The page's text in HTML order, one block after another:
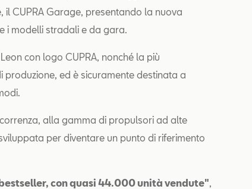
il CUPRA Garage, presentando la nuova
i modelli stradali e da gara.
con logo CUPRA, nonché la più
ed è sicuramente destinata a
alla gamma di propulsori ad alte
per diventare un punto di riferimento
bestseller, con quasi 44.000 unità vendute",